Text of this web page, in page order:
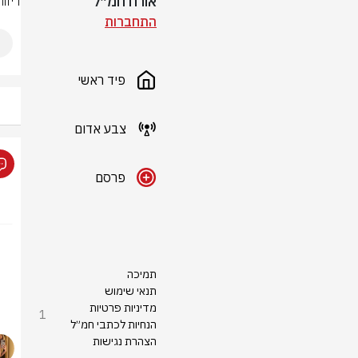
התחברות
פיד ראשי
צבע אדום
פרסם
תמיכה
תנאי שימוש
מדיניות פרטיות
הנחיות לכתבי חמ״ל
הצהרת נגישות
1